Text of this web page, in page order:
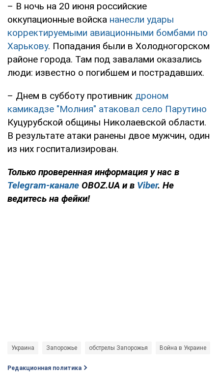
– В ночь на 20 июня российские
оккупационные войска нанесли удары
корректируемыми авиационными бомбами по
Харькову. Попадания были в Холодногорском
районе города. Там под завалами оказались
люди: известно о погибшем и пострадавших.
– Днем в субботу противник дроном
камикадзе "Молния" атаковал село Парутино
Куцурубской общины Николаевской области.
В результате атаки ранены двое мужчин, один
из них госпитализирован.
Только проверенная информация у нас в
Telegram-канале OBOZ.UA и в Viber. Не
ведитесь на фейки!
Украина Запорожье обстрелы Запорожья Война в Украине
Редакционная политика